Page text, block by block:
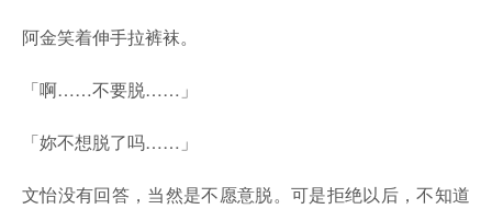
阿金笑着伸手拉裤袜。
「啊……不要脱……」
「妳不想脱了吗……」
文怡没有回答，当然是不愿意脱。可是拒绝以后，不知道